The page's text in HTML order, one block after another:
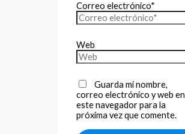
Correo electrónico*
Web
Guarda mi nombre,
correo electrónico y web en
este navegador para la
próxima vez que comente.